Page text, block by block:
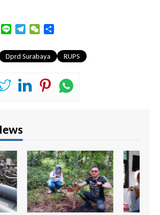
Copy
Line TelegramWeChat
Dprd Surabaya RUPS